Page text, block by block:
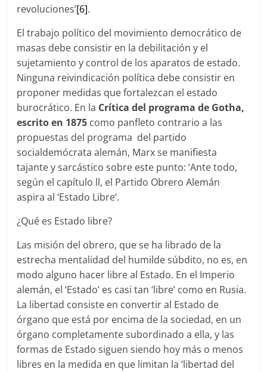
revoluciones’[6].
El trabajo político del movimiento democrático de
masas debe consistir en la debilitación y el
sujetamiento y control de los aparatos de estado.
Ninguna reivindicación política debe consistir en
proponer medidas que fortalezcan el estado
burocrático. En la Crítica del programa de Gotha,
escrito en 1875 como panfleto contrario a las
propuestas del programa del partido
socialdemócrata alemán, Marx se manifiesta
tajante y sarcástico sobre este punto: ‘Ante todo,
según el capítulo ll, el Partido Obrero Alemán
aspira al ‘Estado Libre’.
¿Qué es Estado libre?
Las misión del obrero, que se ha librado de la
estrecha mentalidad del humilde súbdito, no es, en
modo alguno hacer libre al Estado. En el Imperio
alemán, el ‘Estado’ es casi tan ‘libre’ como en Rusia.
La libertad consiste en convertir al Estado de
órgano que está por encima de la sociedad, en un
órgano completamente subordinado a ella, y las
formas de Estado siguen siendo hoy más o menos
libres en la medida en que limitan la ‘libertad del